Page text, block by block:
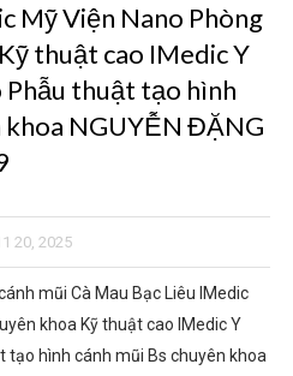
Mỹ Viện Nano Phòng
thuật cao IMedic Y
Phẫu thuật tạo hình
khoa NGUYỄN ĐẶNG
20, 2025
mũi Cà Mau Bạc Liêu IMedic
khoa Kỹ thuật cao IMedic Y
tạo hình cánh mũi Bs chuyên khoa